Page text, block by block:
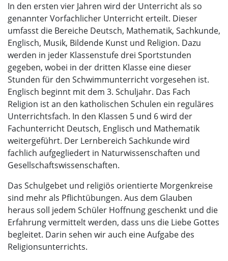
In den ersten vier Jahren wird der Unterricht als so
genannter Vorfachlicher Unterricht erteilt. Dieser
umfasst die Bereiche Deutsch, Mathematik, Sachkunde,
Englisch, Musik, Bildende Kunst und Religion. Dazu
werden in jeder Klassenstufe drei Sportstunden
gegeben, wobei in der dritten Klasse eine dieser
Stunden für den Schwimmunterricht vorgesehen ist.
Englisch beginnt mit dem 3. Schuljahr. Das Fach
Religion ist an den katholischen Schulen ein reguläres
Unterrichtsfach. In den Klassen 5 und 6 wird der
Fachunterricht Deutsch, Englisch und Mathematik
weitergeführt. Der Lernbereich Sachkunde wird
fachlich aufgegliedert in Naturwissenschaften und
Gesellschaftswissenschaften.
Das Schulgebet und religiös orientierte Morgenkreise
sind mehr als Pflichtübungen. Aus dem Glauben
heraus soll jedem Schüler Hoffnung geschenkt und die
Erfahrung vermittelt werden, dass uns die Liebe Gottes
begleitet. Darin sehen wir auch eine Aufgabe des
Religionsunterrichts.